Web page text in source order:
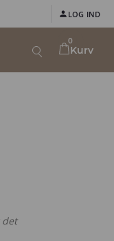
LOG IND
0
Kurv
det